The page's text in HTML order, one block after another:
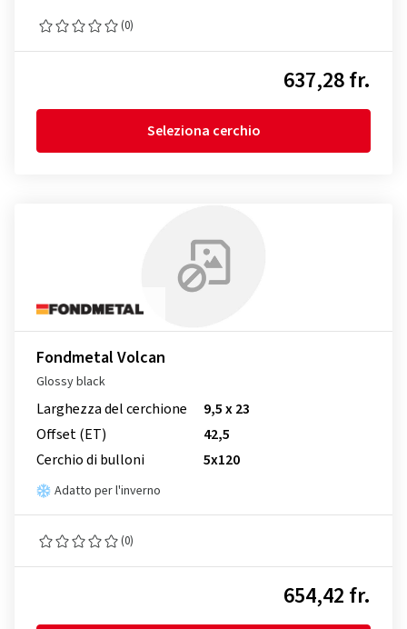
(0)
637,28 fr.
Seleziona cerchio
Fondmetal Volcan
Glossy black
Larghezza del cerchione
9,5 x 23
Offset (ET)
42,5
Cerchio di bulloni
5x120
Adatto per l'inverno
(0)
654,42 fr.